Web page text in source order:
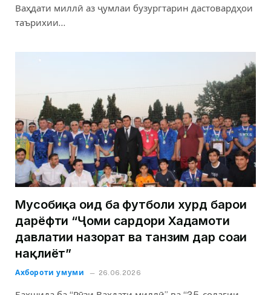
Ваҳдати миллӣ аз ҷумлаи бузургтарин дастовардҳои
таърихии…
Мусобиқа оид ба футболи хурд барои
дарёфти “Ҷоми сардори Хадамоти
давлатии назорат ва танзим дар соҳаи
нақлиёт”
Ахбороти умуми 26.06.2026